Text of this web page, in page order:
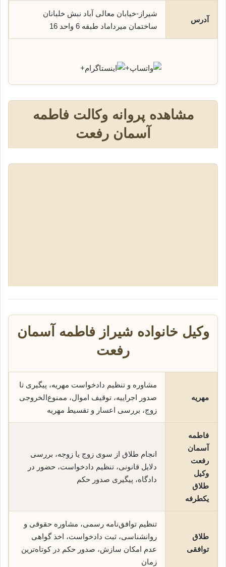
آدرس
شیراز-خیابان معالی آباد نبش خلبانان
ساختمان میرداماد طبقه 6 واحد 16
+
+
مشاهده پروانه وکالت فاطمه
آسمان رفعت
وکیل خانواده شیراز فاطمه آسمان
رفعت
مهریه
مشاوره و تنظیم دادخواست مهریه، پیگیری تا
صدور اجراییه، توقیف اموال، ممنوع‌الخروجی
زوج، بررسی اعسار و تقسیط مهریه
فاطمه
آسمان
رفعت
وکیل
طلاق
یکطرفه
انجام طلاق از سوی زوج یا زوجه، بررسی
دلایل قانونی، تنظیم دادخواست، حضور در
دادگاه، پیگیری صدور حکم
طلاق
توافقی
تنظیم توافق‌نامه رسمی، مشاوره حقوقی و
روانشناسی، ثبت دادخواست، اخذ گواهی
عدم امکان سازش، صدور حکم در کوتاه‌ترین
زمان